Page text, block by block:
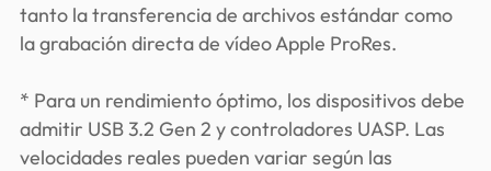
tanto la transferencia de archivos estándar como
la grabación directa de vídeo Apple ProRes.
* Para un rendimiento óptimo, los dispositivos debe
admitir USB 3.2 Gen 2 y controladores UASP. Las
velocidades reales pueden variar según las